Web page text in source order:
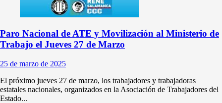
Paro Nacional de ATE y Movilización al Ministerio de
Trabajo el Jueves 27 de Marzo
25 de marzo de 2025
El próximo jueves 27 de marzo, los trabajadores y trabajadoras
estatales nacionales, organizados en la Asociación de Trabajadores del
Estado...